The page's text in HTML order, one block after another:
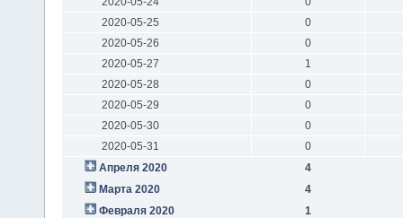
2020-05-25
0
2020-05-26
0
2020-05-27
1
2020-05-28
0
2020-05-29
0
2020-05-30
0
2020-05-31
0
Апреля 2020
4
Марта 2020
4
Февраля 2020
1